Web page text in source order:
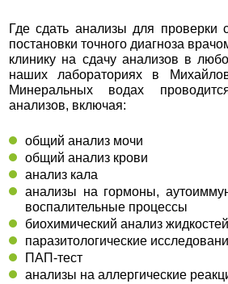
Где сдать анализы для проверки
постановки точного диагноза
клинику на сдачу анализов в
наших лабораториях в
Минеральных водах
анализов, включая:
общий анализ мочи
общий анализ крови
анализ кала
анализы на гормоны,
воспалительные процессы
биохимический анализ жидкостей
паразитологические
ПАП-тест
анализы на аллергические